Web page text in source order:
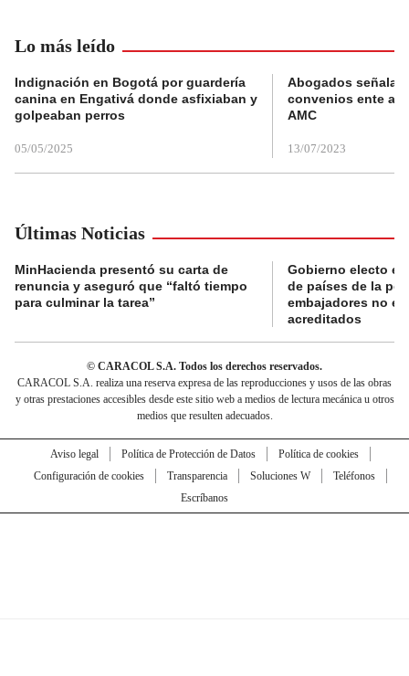
Lo más leído
Indignación en Bogotá por guardería
canina en Engativá donde asfixiaban y
golpeaban perros
05/05/2025
Abogados
convenios ente
AMC
13/07/2023
Últimas Noticias
MinHacienda presentó su carta de
renuncia y aseguró que “faltó tiempo
para culminar la tarea”
Gobierno electo
de países de la
embajadores no
acreditados
© CARACOL S.A. Todos los derechos reservados.
CARACOL S.A. realiza una reserva expresa de las reproducciones y usos de las obras
y otras prestaciones accesibles desde este sitio web a medios de lectura mecánica u otros
medios que resulten adecuados.
Aviso legal Política de Protección de Datos
Política de cookies
Configuración de cookies
Transparencia Soluciones W
Teléfonos
Escríbanos